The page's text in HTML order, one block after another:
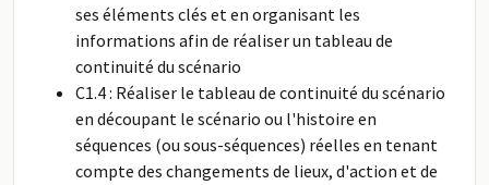
ses éléments clés et en organisant les
informations afin de réaliser un tableau de
continuité du scénario
C1.4 : Réaliser le tableau de continuité du scénario
en découpant le scénario ou l'histoire en
séquences (ou sous-séquences) réelles en tenant
compte des changements de lieux, d'action et de